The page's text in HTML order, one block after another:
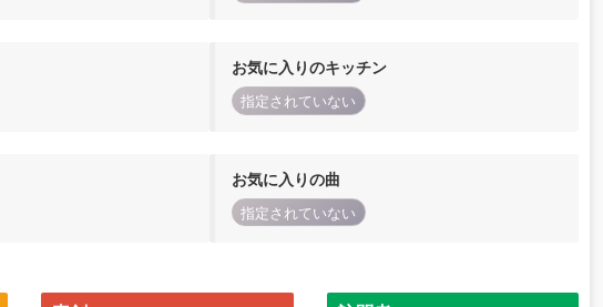
お気に入りのキッチン
指定されていない
お気に入りの曲
指定されていない